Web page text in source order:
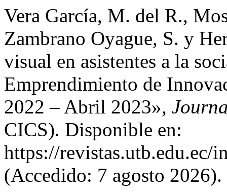
Vera García, M. del R.,
Zambrano Oyague, S. y
visual en asistentes a la
Emprendimiento de
2022 – Abril 2023»,
CICS). Disponible en:
https://revistas.utb.edu.ec/
(Accedido: 7 agosto 2026).